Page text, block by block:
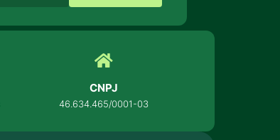
CNPJ
46.634.465/0001-03